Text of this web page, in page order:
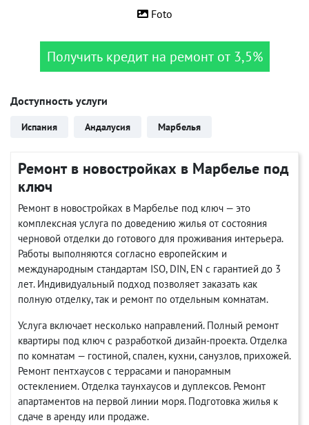
Foto
Получить кредит на ремонт от 3,5%
Доступность услуги
Испания Андалусия Марбелья
Ремонт в новостройках в Марбелье под
ключ
Ремонт в новостройках в Марбелье под ключ — это
комплексная услуга по доведению жилья от состояния
черновой отделки до готового для проживания интерьера.
Работы выполняются согласно европейским и
международным стандартам ISO, DIN, EN с гарантией до 3
лет. Индивидуальный подход позволяет заказать как
полную отделку, так и ремонт по отдельным комнатам.
Услуга включает несколько направлений. Полный ремонт
квартиры под ключ с разработкой дизайн-проекта. Отделка
по комнатам — гостиной, спален, кухни, санузлов, прихожей.
Ремонт пентхаусов с террасами и панорамным
остеклением. Отделка таунхаусов и дуплексов. Ремонт
апартаментов на первой линии моря. Подготовка жилья к
сдаче в аренду или продаже.